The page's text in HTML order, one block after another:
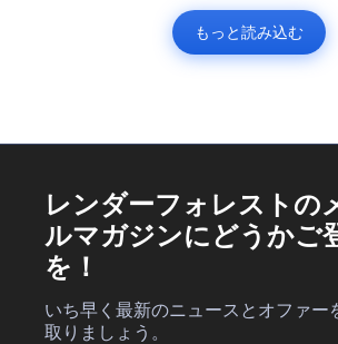
もっと読み込む
レンダーフォレストの
ルマガジンにどうかご
を！
いち早く最新のニュースとオファー
取りましょう。